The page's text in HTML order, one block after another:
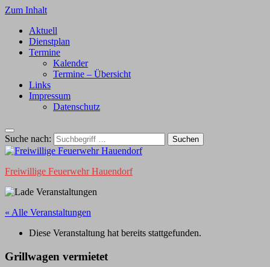
Zum Inhalt
Aktuell
Dienstplan
Termine
Kalender
Termine – Übersicht
Links
Impressum
Datenschutz
Suche nach:
Freiwillige Feuerwehr Hauendorf
« Alle Veranstaltungen
Diese Veranstaltung hat bereits stattgefunden.
Grillwagen vermietet